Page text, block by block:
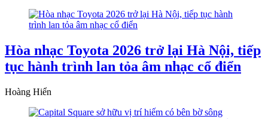
Hòa nhạc Toyota 2026 trở lại Hà Nội, tiếp
tục hành trình lan tỏa âm nhạc cổ điển
Hoàng Hiển